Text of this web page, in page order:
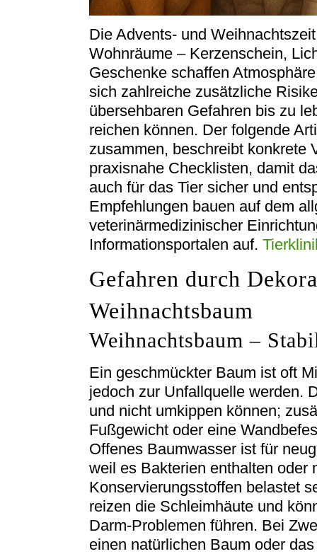
Die Advents- und
Wohnräume – Kerzenschein,
Geschenke schaffen
sich zahlreiche zusätzliche
übersehbaren Gefahren bis zu
reichen können. Der folgende
zusammen, beschreibt konkrete
praxisnahe Checklisten, damit
auch für das Tier sicher und
Empfehlungen bauen auf dem
veterinärmedizinischer
Informationsportalen auf.
Gefahren durch
Weihnachtsbaum
Weihnachtsbaum –
Ein geschmückter Baum ist oft
jedoch zur Unfallquelle werden.
und nicht umkippen können;
Fußgewicht oder eine
Offenes Baumwasser ist für
weil es Bakterien enthalten oder
Konservierungsstoffen belastet
reizen die Schleimhäute und
Darm-Problemen führen. Bei
einen natürlichen Baum oder